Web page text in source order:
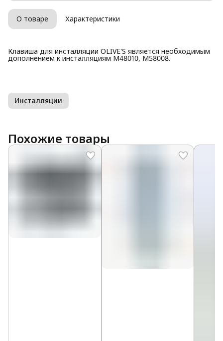
О товаре Характеристики
Клавиша для инсталляции OLIVE'S является необходимым
дополнением к инсталляциям M48010, M58008.
Инсталляции
Похожие товары